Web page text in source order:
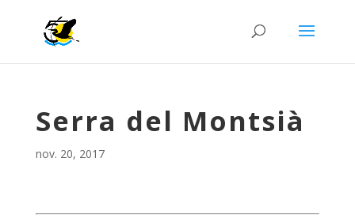
Serra del Montsià
nov. 20, 2017